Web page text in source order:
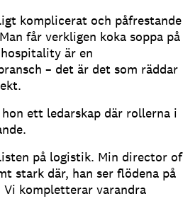
komplicerat och påfrestande
får verkligen koka soppa på
är en
– det är det som räddar
ett ledarskap där rollerna i
på logistik. Min director of
stark där, han ser flödena på
kompletterar varandra